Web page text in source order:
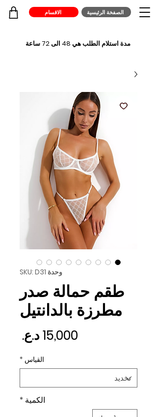
الصفخة الرئيسية الاقسام
مدة استلام الطلب هي 48 الى 72 ساعة
وحدة SKU: D31
طقم حمالة صدر
مطرزة بالدانتيل
القياس *
الكمية *